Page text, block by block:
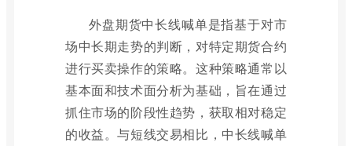
外盘期货中长线喊单是指基于对市
场中长期走势的判断，对特定期货合约
进行买卖操作的策略。这种策略通常以
基本面和技术面分析为基础，旨在通过
抓住市场的阶段性趋势，获取相对稳定
的收益。与短线交易相比，中长线喊单